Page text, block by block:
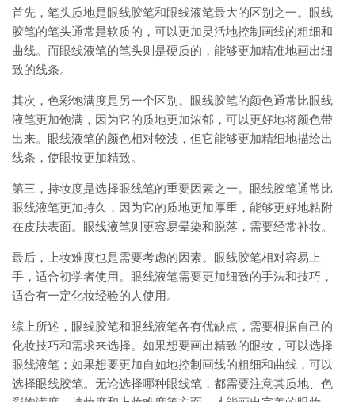
首先，笔头质地是眼线胶笔和眼线液笔最大的区别之一。眼线
胶笔的笔头通常是软质的，可以更加灵活地控制画线的粗细和
曲线。而眼线液笔的笔头则是硬质的，能够更加精准地画出细
致的线条。
其次，色彩饱满度是另一个区别。眼线胶笔的颜色通常比眼线
液笔更加饱满，因为它的质地更加浓郁，可以更好地将颜色带
出来。眼线液笔的颜色相对较浅，但它能够更加精细地描绘出
线条，使眼妆更加精致。
第三，持妆度是选择眼线笔的重要因素之一。眼线胶笔通常比
眼线液笔更加持久，因为它的质地更加厚重，能够更好地粘附
在皮肤表面。眼线液笔则更容易晕染和脱落，需要经常补妆。
最后，上妆难度也是需要考虑的因素。眼线胶笔相对容易上
手，适合初学者使用。眼线液笔需要更加细致的手法和技巧，
适合有一定化妆经验的人使用。
综上所述，眼线胶笔和眼线液笔各有优缺点，需要根据自己的
化妆技巧和需求来选择。如果想要画出精致的眼妆，可以选择
眼线液笔；如果想要更加自如地控制画线的粗细和曲线，可以
选择眼线胶笔。无论选择哪种眼线笔，都需要注意其质地、色